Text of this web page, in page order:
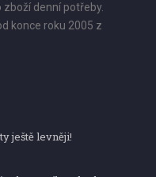
denní potřeby.
konce roku 2005 z
ještě levněji!